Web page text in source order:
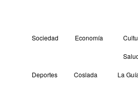
Sociedad Economía
Deportes Coslada La